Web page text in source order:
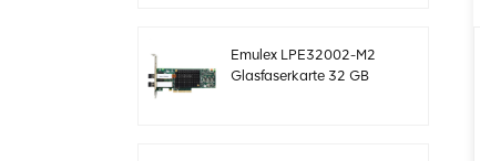
Emulex LPE32002-M2
Glasfaserkarte 32 GB